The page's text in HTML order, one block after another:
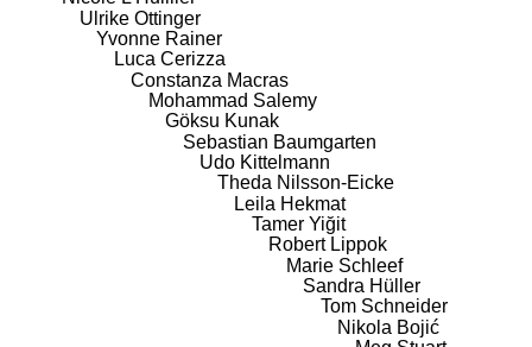
Ulrike Ottinger
Yvonne Rainer
Luca Cerizza
Constanza Macras
Mohammad Salemy
Göksu Kunak
Sebastian Baumgarten
Udo Kittelmann
Theda Nilsson-Eicke
Leila Hekmat
Tamer Yiğit
Robert Lippok
Marie Schleef
Sandra Hüller
Tom Schneider
Nikola Bojić